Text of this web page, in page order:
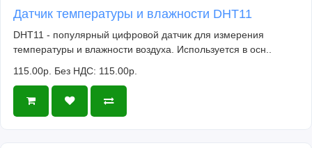
Датчик температуры и влажности DHT11
DHT11 - популярный цифровой датчик для измерения
температуры и влажности воздуха. Используется в осн..
115.00р. Без НДС: 115.00р.